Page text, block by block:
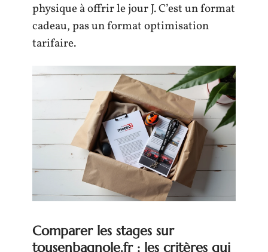
physique à offrir le jour J. C’est un format
cadeau, pas un format optimisation
tarifaire.
Comparer les stages sur
tousenbagnole.fr : les critères qui